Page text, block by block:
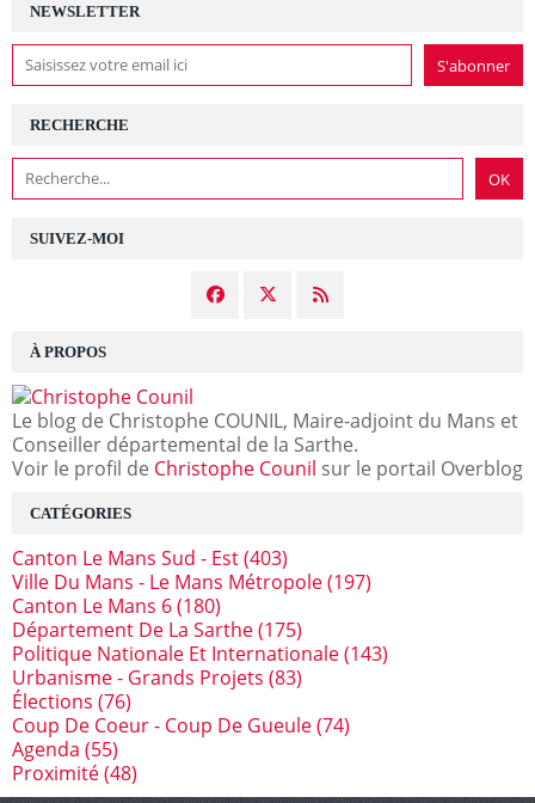
NEWSLETTER
SUIVEZ-MOI
RECHERCHE
À PROPOS
Le blog de Christophe COUNIL, Maire-adjoint du Mans et
Conseiller départemental de la Sarthe.
Voir le profil de Christophe Counil sur le portail Overblog
CATÉGORIES
Canton Le Mans Sud - Est(403)
Ville Du Mans - Le Mans Métropole(197)
Canton Le Mans 6(180)
Département De La Sarthe(175)
Politique Nationale Et Internationale(143)
Urbanisme - Grands Projets (83)
Élections (76)
Coup De Coeur - Coup De Gueule(74)
Agenda (55)
Proximité(48)